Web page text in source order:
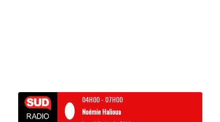
04H00- 07H00
Noémie Halioua